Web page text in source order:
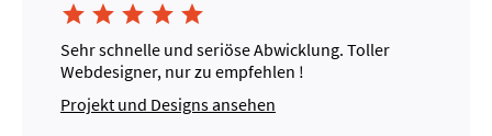
    
Sehr schnelle und seriöse Abwicklung. Toller
Webdesigner, nur zu empfehlen !
Projekt und Designs ansehen